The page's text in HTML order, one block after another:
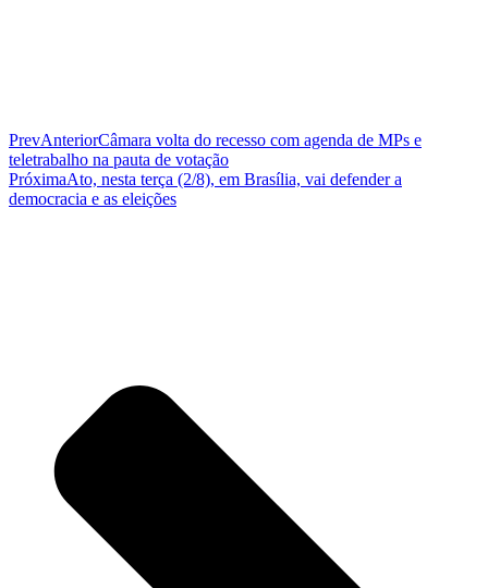
PrevAnteriorCâmara volta do recesso com agenda de MPs e
teletrabalho na pauta de votação
PróximaAto, nesta terça (2/8), em Brasília, vai defender a
democracia e as eleições